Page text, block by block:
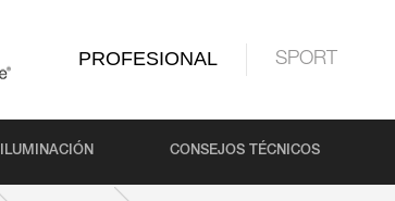
PROFESIONAL SPORT
ILUMINACIÓN CONSEJOS TÉCNICOS